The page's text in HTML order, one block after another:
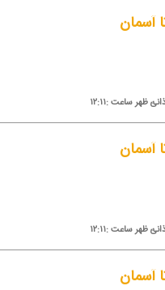
آسمان
ظهر ساعت :۱۲:۱۱
آسمان
ظهر ساعت :۱۲:۱۱
آسمان